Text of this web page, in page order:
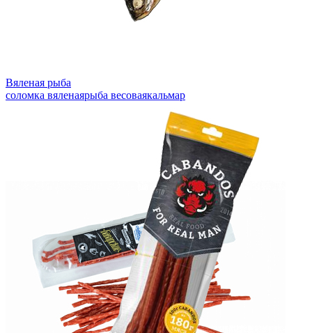
Вяленая рыба
соломка вяленаярыба весоваякальмар